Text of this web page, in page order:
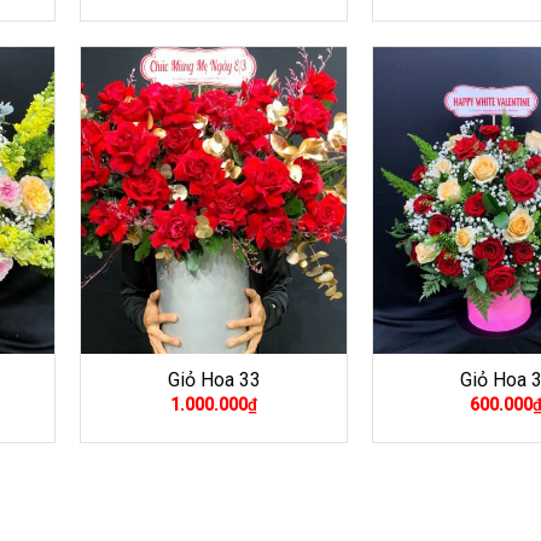
là:
Giỏ Hoa 33
1.000.000₫
Giỏ Hoa
600.000₫